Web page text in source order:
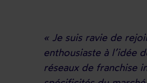
« Je suis ravie de
enthousiaste à l’idée
réseaux de franchise